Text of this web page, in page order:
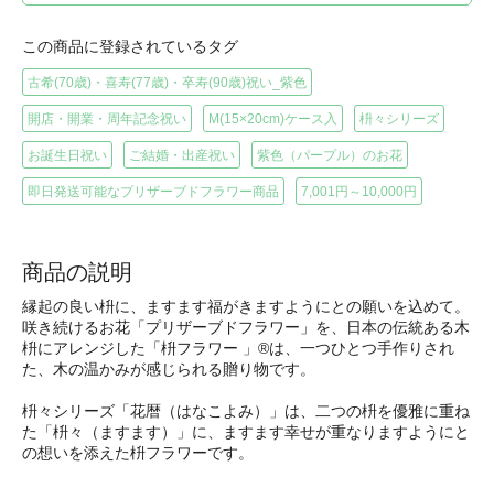
この商品に登録されているタグ
古希(70歳)・喜寿(77歳)・卒寿(90歳)祝い_紫色
開店・開業・周年記念祝い M(15×20cm)ケース入 枡々シリーズ
お誕生日祝い ご結婚・出産祝い 紫色（パープル）のお花
即日発送可能なプリザーブドフラワー商品 7,001円～10,000円
商品の説明
縁起の良い枡に、ますます福がきますようにとの願いを込めて。
咲き続けるお花「プリザーブドフラワー」を、日本の伝統ある木
枡にアレンジした「枡フラワー 」®は、一つひとつ手作りされ
た、木の温かみが感じられる贈り物です。
枡々シリーズ「花暦（はなこよみ）」は、二つの枡を優雅に重ね
た「枡々（ますます）」に、ますます幸せが重なりますようにと
の想いを添えた枡フラワーです。